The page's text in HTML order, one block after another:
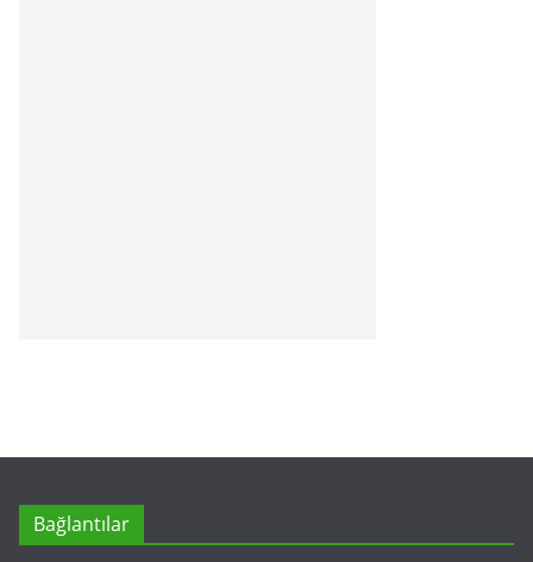
Bağlantılar